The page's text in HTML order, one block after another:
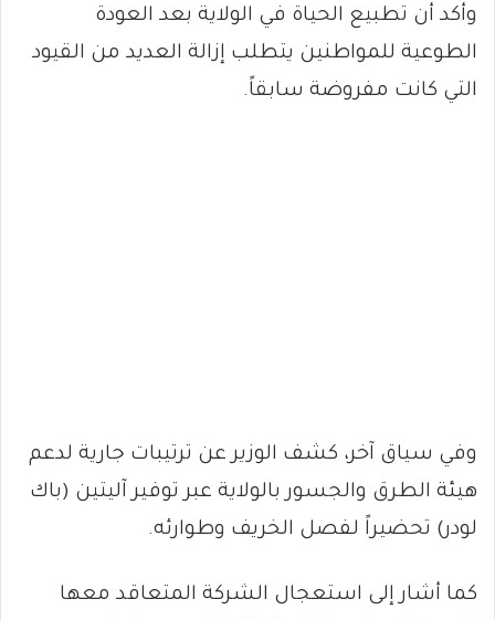
وأكد أن تطبيع الحياة في الولاية بعد العودة
الطوعية للمواطنين يتطلب إزالة العديد من القيود
التي كانت مفروضة سابقاً.
وفي سياق آخر، كشف الوزير عن ترتيبات جارية لدعم
هيئة الطرق والجسور بالولاية عبر توفير آليتين (باك
لودر) تحضيراً لفصل الخريف وطوارئه.
كما أشار إلى استعجال الشركة المتعاقد معها